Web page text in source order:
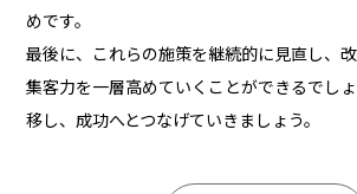
めです。
最後に、これらの施策を継続的に見直し、改
集客力を一層高めていくことができるでし
移し、成功へとつなげていきましょう。